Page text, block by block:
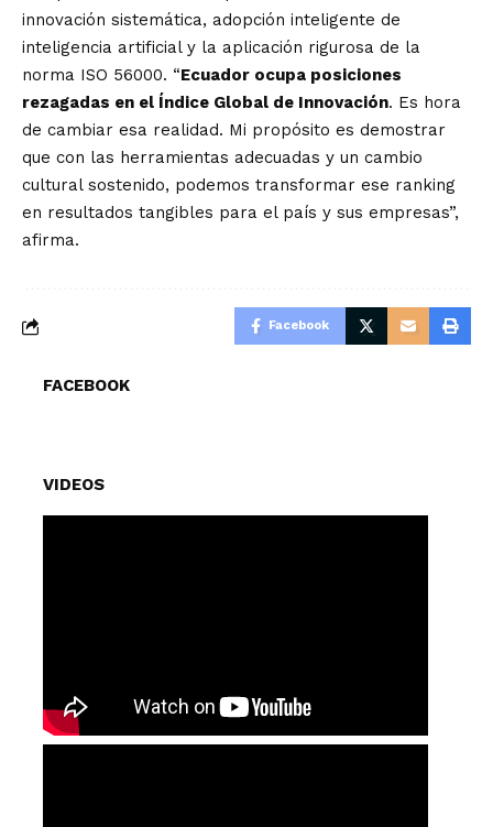
innovación sistemática, adopción inteligente de
inteligencia artificial y la aplicación rigurosa de la
norma ISO 56000. “Ecuador ocupa posiciones
rezagadas en el Índice Global de Innovación. Es hora
de cambiar esa realidad. Mi propósito es demostrar
que con las herramientas adecuadas y un cambio
cultural sostenido, podemos transformar ese ranking
en resultados tangibles para el país y sus empresas”,
afirma.
Facebook
FACEBOOK
VIDEOS